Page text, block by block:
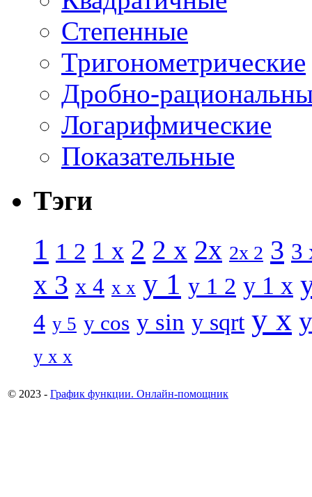
Степенные
Тригонометрические
Дробно-
Логарифмические
Показательные
Тэги
1 1 2 1 x 2 2 x 2x 2x 2 3 3
x 3 x 4 x x y 1 y 1 2 y 1 x
4 y 5 y cos y sin y sqrt y x
y x x
© 2023 - График функции. Онлайн-помощник